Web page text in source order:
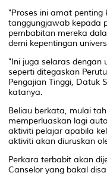
"Proses ini amat penting
tanggungjawab kepada
pembabitan mereka
demi kepentingan
"Ini juga selaras dengan
seperti ditegaskan
Pengajian Tinggi, Datuk
katanya.
Beliau berkata, mulai
memperluaskan lagi
aktiviti pelajar apabila
aktiviti akan diuruskan
Perkara terbabit akan
Canselor yang bakal